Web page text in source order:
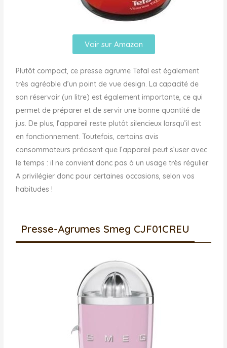
Voir sur Amazon
Plutôt compact, ce presse agrume Tefal est également
très agréable d’un point de vue design. La capacité de
son réservoir (un litre) est également importante, ce qui
permet de préparer et de servir une bonne quantité de
jus. De plus, l’appareil reste plutôt silencieux lorsqu’il est
en fonctionnement. Toutefois, certains avis
consommateurs précisent que l’appareil peut s’user avec
le temps : il ne convient donc pas à un usage très régulier.
A privilégier donc pour certaines occasions, selon vos
habitudes !
Presse-Agrumes Smeg CJF01CREU